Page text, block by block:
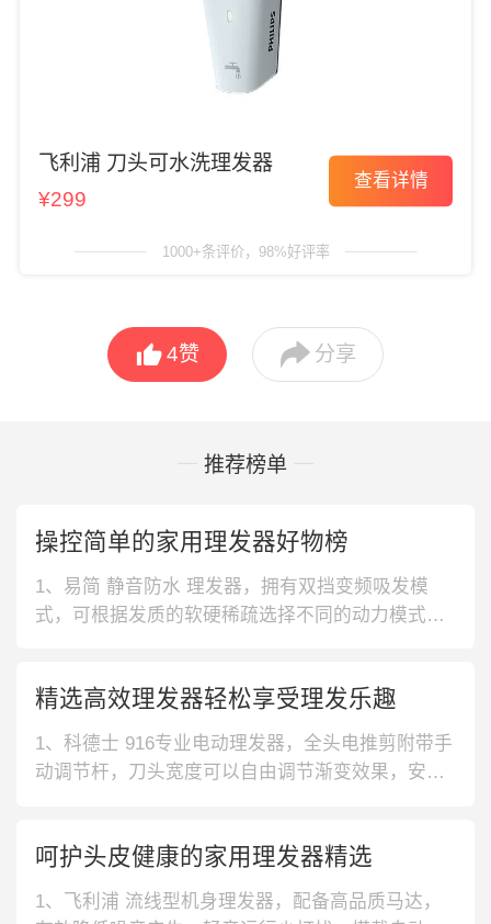
飞利浦 刀头可水洗理发器
¥299
查看详情
1000+条评价，98%好评率
4赞  分享
推荐榜单
操控简单的家用理发器好物榜
1、易简 静音防水 理发器，拥有双挡变频吸发模
式，可根据发质的软硬稀疏选择不同的动力模式。
设计时尚简约，配色稳重有质感，极具性价比。采
用双轮智能调节设计，化繁为简，无需拆卸，也可
轻松调节齿梳长度和动力。3、雷
精选高效理发器轻松享受理发乐趣
1、科德士 916专业电动理发器，全头电推剪附带手
动调节杆，刀头宽度可以自由调节渐变效果，安全
剪效率高，刀头可拆卸清洗，配合毛刷清除残留，
高转速强劲电机，澎湃动力，性能稳定，适合多种
发丝。3、华尔 成人剃头
呵护头皮健康的家用理发器精选
1、飞利浦 流线型机身理发器，配备高品质马达，